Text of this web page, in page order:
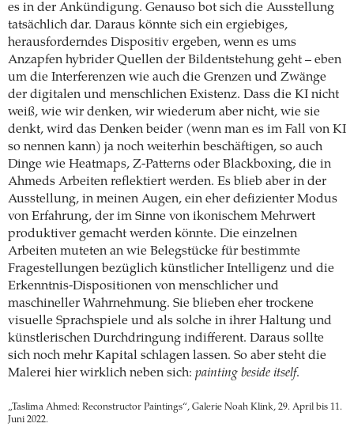
es in der Ankündigung. Genauso bot sich die Ausstellung
tatsächlich dar. Daraus könnte sich ein ergiebiges,
herausforderndes Dispositiv ergeben, wenn es ums
Anzapfen hybrider Quellen der Bildentstehung geht – eben
um die Interferenzen wie auch die Grenzen und Zwänge
der digitalen und menschlichen Existenz. Dass die KI nicht
weiß, wie wir denken, wir wiederum aber nicht, wie sie
denkt, wird das Denken beider (wenn man es im Fall von KI
so nennen kann) ja noch weiterhin beschäftigen, so auch
Dinge wie Heatmaps, Z-Patterns oder Blackboxing, die in
Ahmeds Arbeiten reflektiert werden. Es blieb aber in der
Ausstellung, in meinen Augen, ein eher defizienter Modus
von Erfahrung, der im Sinne von ikonischem Mehrwert
produktiver gemacht werden könnte. Die einzelnen
Arbeiten muteten an wie Belegstücke für bestimmte
Fragestellungen bezüglich künstlicher Intelligenz und die
Erkenntnis-Dispositionen von menschlicher und
maschineller Wahrnehmung. Sie blieben eher trockene
visuelle Sprachspiele und als solche in ihrer Haltung und
künstlerischen Durchdringung indifferent. Daraus sollte
sich noch mehr Kapital schlagen lassen. So aber steht die
Malerei hier wirklich neben sich: painting beside itself.
„Taslima Ahmed: Reconstructor Paintings“, Galerie Noah Klink, 29. April bis 11.
Juni 2022.